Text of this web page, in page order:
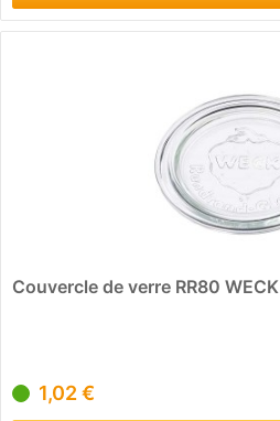
Couvercle de verre RR80 WECK
1,02 €